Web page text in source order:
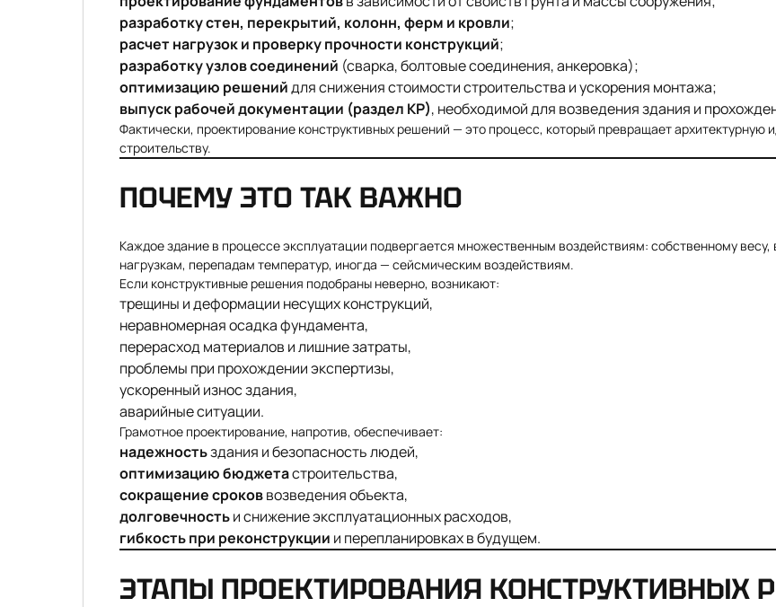
разработку стен, перекрытий, колонн, ферм и кровли;
расчет нагрузок и проверку прочности конструкций;
разработку узлов соединений (сварка, болтовые соединения, анкеровка);
оптимизацию решенийдля снижения стоимости строительства и ускорения монтажа;
выпуск рабочей документации (раздел КР), необходимой для возведения здания и
Фактически, проектирование конструктивных решений — это процесс, который превращает архитектурную
строительству.
ПОЧЕМУ ЭТО ТАК ВАЖНО
Каждое здание в процессе эксплуатации подвергается множественным воздействиям: собственному
нагрузкам, перепадам температур, иногда — сейсмическим воздействиям.
Если конструктивные решения подобраны неверно, возникают:
трещины и деформации несущих конструкций,
неравномерная осадка фундамента,
перерасход материалов и лишние затраты,
проблемы при прохождении экспертизы,
ускоренный износ здания,
аварийные ситуации.
Грамотное проектирование, напротив, обеспечивает:
надежностьздания и безопасность людей,
оптимизацию бюджетастроительства,
сокращение сроковвозведения объекта,
долговечностьи снижение эксплуатационных расходов,
гибкость при реконструкции и перепланировках в будущем.
ЭТАПЫ ПРОЕКТИРОВАНИЯ КОНСТРУКТИВНЫХ